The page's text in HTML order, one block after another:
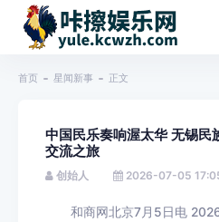
首页 星闻新事 正文
中国民乐奏响渥太华 无锡民
交流之旅
创始人 2026-07-05
和商网北京7月5日电 2026